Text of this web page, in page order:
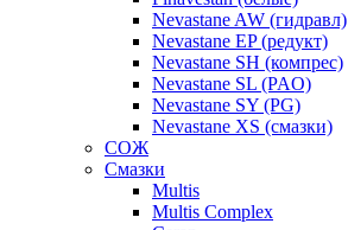
Nevastane AW (гидравл)
Nevastane EP (редукт)
Nevastane SH (компрес)
Nevastane SL (PAO)
Nevastane SY (PG)
Nevastane XS (смазки)
СОЖ
Смазки
Multis
Multis Complex